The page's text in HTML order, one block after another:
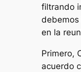
filtrando
debemos
en la
Primero,
acuerdo